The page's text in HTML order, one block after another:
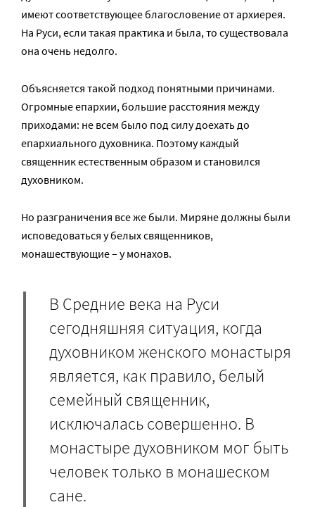
имеют соответствующее благословение от архиерея.
На Руси, если такая практика и была, то существовала
она очень недолго.
Объясняется такой подход понятными причинами.
Огромные епархии, большие расстояния между
приходами: не всем было под силу доехать до
епархиального духовника. Поэтому каждый
священник естественным образом и становился
духовником.
Но разграничения все же были. Миряне должны были
исповедоваться у белых священников,
монашествующие – у монахов.
В Средние века на Руси
сегодняшняя ситуация, когда
духовником женского монастыря
является, как правило, белый
семейный священник,
исключалась совершенно. В
монастыре духовником мог быть
человек только в монашеском
сане.